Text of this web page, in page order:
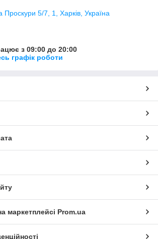
вам определиться и предоставим все
пусть покупки приносят вам счастье!
Проскури 5/7, 1, Харків, Україна
з 09:00 до 20:00
графік роботи
маркетплейсі Prom.ua